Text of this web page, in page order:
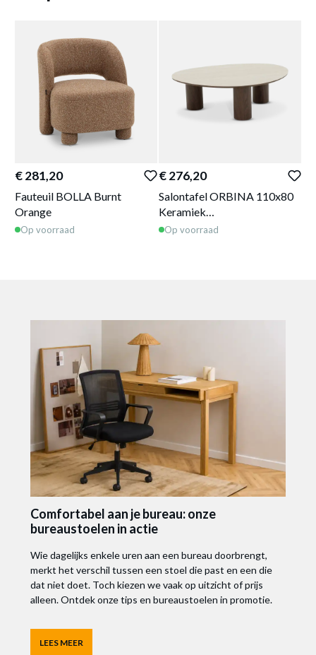
€ 281,20
Fauteuil BOLLA Burnt
Orange
Op voorraad
€ 276,20
Salontafel ORBINA 110x80
Keramiek
Travertijn/Walnoot
Op voorraad
Comfortabel aan je bureau: onze
bureaustoelen in actie
Wie dagelijks enkele uren aan een bureau doorbrengt,
merkt het verschil tussen een stoel die past en een die
dat niet doet. Toch kiezen we vaak op uitzicht of prijs
alleen. Ontdek onze tips en bureaustoelen in promotie.
LEES MEER